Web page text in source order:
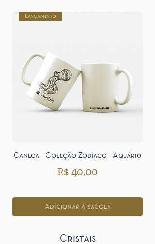
Lançamento
Caneca - Coleção Zodíaco - Aquário
Preço
R$ 40,00
Adicionar à sacola
Cristais